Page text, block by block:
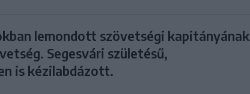
lemondott szövetségi kapitányának
Segesvári születésű,
is kézilabdázott.